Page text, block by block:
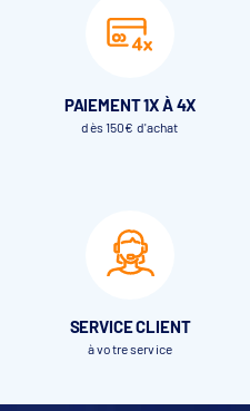
PAIEMENT 1X À 4X
dès 150€ d'achat
SERVICE CLIENT
à votre service